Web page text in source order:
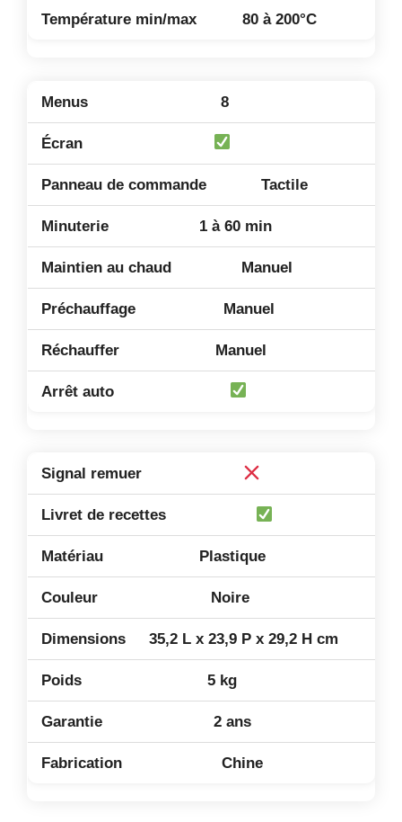
80 à 200°C
8
Tactile
1 à 60 min
Manuel
Manuel
Manuel
Plastique
Noire
35,2 L x 23,9 P x 29,2 H cm
5 kg
2 ans
Chine